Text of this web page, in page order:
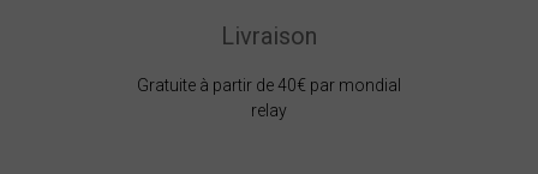
Livraison
Gratuite à partir de 40€ par mondial
relay